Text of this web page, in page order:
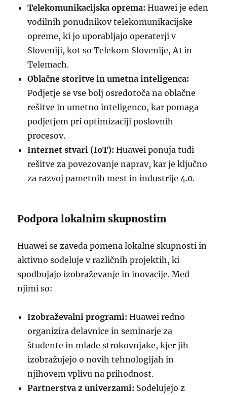
Telekomunikacijska oprema: Huawei je eden
vodilnih ponudnikov telekomunikacijske
opreme, ki jo uporabljajo operaterji v
Sloveniji, kot so Telekom Slovenije, A1 in
Telemach.
Oblačne storitve in umetna inteligenca:
Podjetje se vse bolj osredotoča na oblačne
rešitve in umetno inteligenco, kar pomaga
podjetjem pri optimizaciji poslovnih
procesov.
Internet stvari (IoT): Huawei ponuja tudi
rešitve za povezovanje naprav, kar je ključno
za razvoj pametnih mest in industrije 4.0.
Podpora lokalnim skupnostim
Huawei se zaveda pomena lokalne skupnosti in
aktivno sodeluje v različnih projektih, ki
spodbujajo izobraževanje in inovacije. Med
njimi so:
Izobraževalni programi: Huawei redno
organizira delavnice in seminarje za
študente in mlade strokovnjake, kjer jih
izobražujejo o novih tehnologijah in
njihovem vplivu na prihodnost.
Partnerstva z univerzami: Sodelujejo z